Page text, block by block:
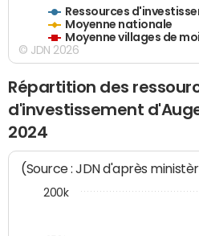
Ressources
Moyenne nationale
Moyenne villages de
© JDN 2026
Répartition des
d'investissement
2024
(Source : JDN d'après
200k